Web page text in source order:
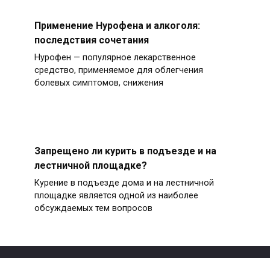
Применение Нурофена и алкоголя:
последствия сочетания
Нурофен — популярное лекарственное
средство, применяемое для облегчения
болевых симптомов, снижения
Запрещено ли курить в подъезде и на
лестничной площадке?
Курение в подъезде дома и на лестничной
площадке является одной из наиболее
обсуждаемых тем вопросов